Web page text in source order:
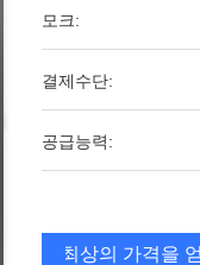
모크:
결제수단:
공급능력:
최상의 가격을